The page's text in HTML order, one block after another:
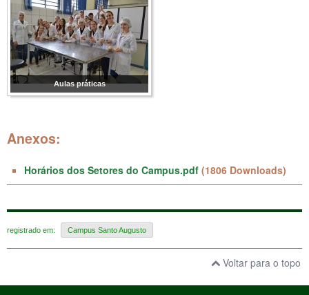
Aulas práticas
Anexos:
Horários dos Setores do Campus.pdf (1806 Downloads)
registrado em: Campus Santo Augusto
Voltar para o topo